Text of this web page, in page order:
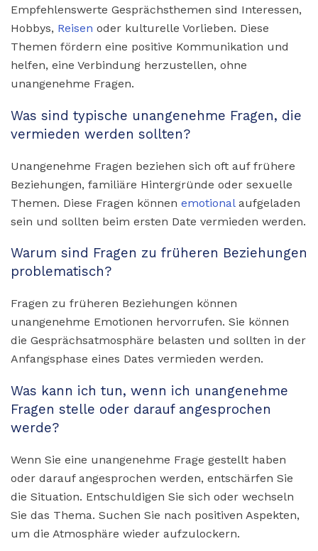
Empfehlenswerte Gesprächsthemen sind Interessen,
Hobbys, Reisen oder kulturelle Vorlieben. Diese
Themen fördern eine positive Kommunikation und
helfen, eine Verbindung herzustellen, ohne
unangenehme Fragen.
Was sind typische unangenehme Fragen, die
vermieden werden sollten?
Unangenehme Fragen beziehen sich oft auf frühere
Beziehungen, familiäre Hintergründe oder sexuelle
Themen. Diese Fragen können emotionalaufgeladen
sein und sollten beim ersten Date vermieden werden.
Warum sind Fragen zu früheren Beziehungen
problematisch?
Fragen zu früheren Beziehungen können
unangenehme Emotionen hervorrufen. Sie können
die Gesprächsatmosphäre belasten und sollten in der
Anfangsphase eines Dates vermieden werden.
Was kann ich tun, wenn ich unangenehme
Fragen stelle oder darauf angesprochen
werde?
Wenn Sie eine unangenehme Frage gestellt haben
oder darauf angesprochen werden, entschärfen Sie
die Situation. Entschuldigen Sie sich oder wechseln
Sie das Thema. Suchen Sie nach positiven Aspekten,
um die Atmosphäre wieder aufzulockern.